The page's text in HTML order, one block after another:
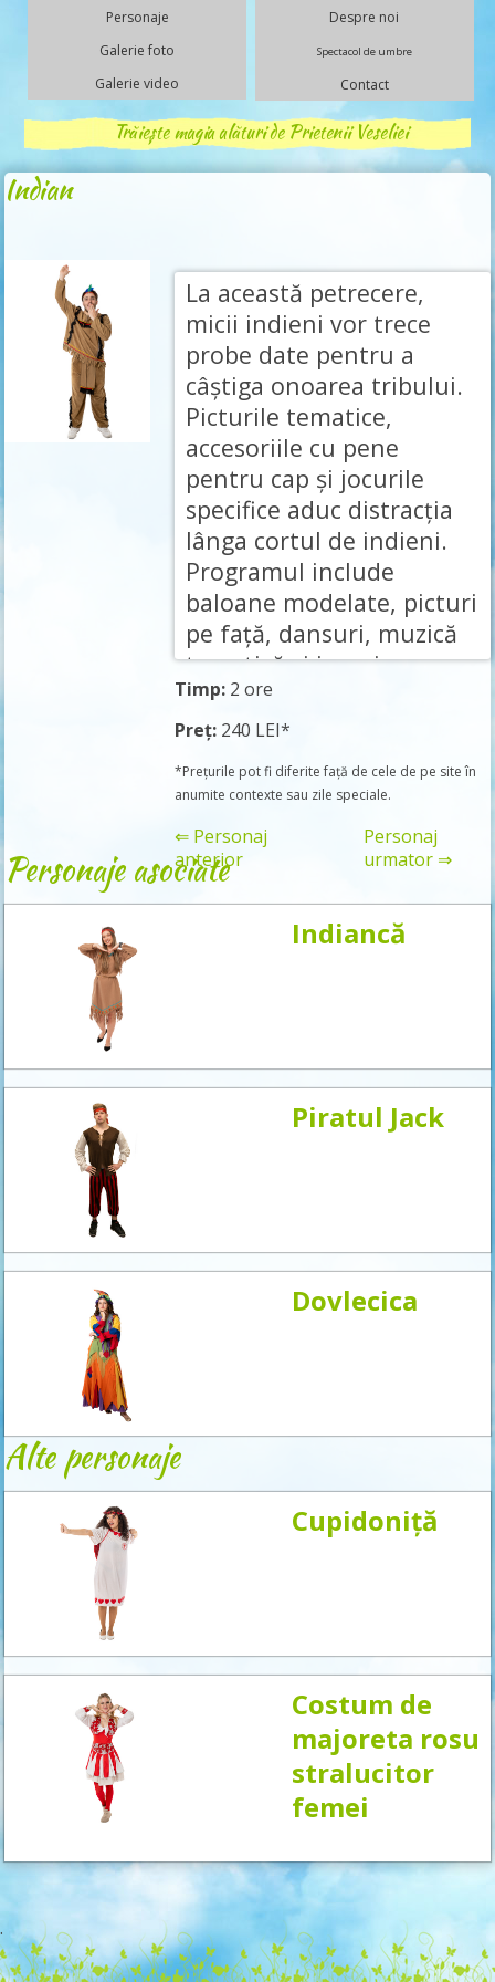
Personaje
Galerie foto
Galerie video
Despre noi
Spectacol de umbre
Contact
Trăiește magia alături de Prietenii Veseliei
Indian
La această petrecere,
micii indieni vor trece
probe date pentru a
câștiga onoarea tribului.
Picturile tematice,
accesoriile cu pene
pentru cap și jocurile
specifice aduc distracția
lânga cortul de indieni.
Programul include
baloane modelate, picturi
pe față, dansuri, muzică
tematică și jocuri.
Timp: 2 ore
Preț: 240 LEI*
*Prețurile pot fi diferite față de cele de pe site în
anumite contexte sau zile speciale.
Rezervă
⇐ Personaj
anterior
Personaj
urmator ⇒
Personaje asociate
Indiancă
Piratul Jack
Dovlecica
Alte personaje
Cupidoniță
Costum de
majoreta rosu
stralucitor
femei